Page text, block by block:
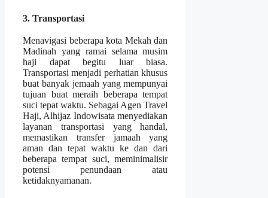
3. Transportasi
Menavigasi beberapa kota Mekah dan
Madinah yang ramai selama musim
haji dapat begitu luar biasa.
Transportasi menjadi perhatian khusus
buat banyak jemaah yang mempunyai
tujuan buat meraih beberapa tempat
suci tepat waktu. Sebagai Agen Travel
Haji, Alhijaz Indowisata menyediakan
layanan transportasi yang handal,
memastikan transfer jamaah yang
aman dan tepat waktu ke dan dari
beberapa tempat suci, meminimalisir
potensi penundaan atau
ketidaknyamanan.